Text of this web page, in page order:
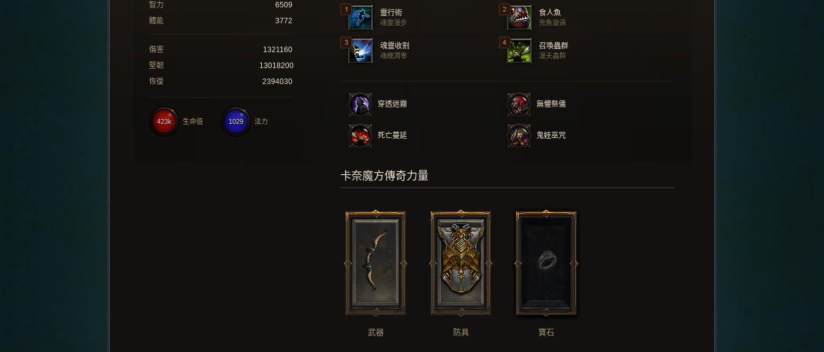
靈行術
魂靈漫步
食人魚
兇魚漩渦
魂靈收割
魂魄凋零
召喚蟲群
漫天蟲群
穿透迷霧 無懼祭儀
死亡蔓延 鬼娃巫咒
智力
6509
體能
3772
傷害
1321160
堅韌
13018200
恢復
2394030
1029 法力
423k 生命值
卡奈魔方傳奇力量
武器 防具 寶石